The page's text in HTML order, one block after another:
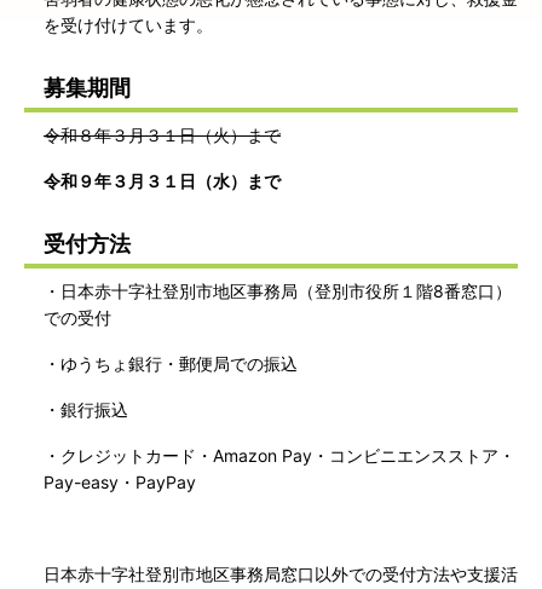
を受け付けています。
募集期間
令和８年３月３１日（火）まで
令和９年３月３１日（水）まで
受付方法
・日本赤十字社登別市地区事務局（登別市役所１階8番窓口）
での受付
・ゆうちょ銀行・郵便局での振込
・銀行振込
・クレジットカード・Amazon Pay・コンビニエンスストア・
Pay-easy・PayPay
日本赤十字社登別市地区事務局窓口以外での受付方法や支援活